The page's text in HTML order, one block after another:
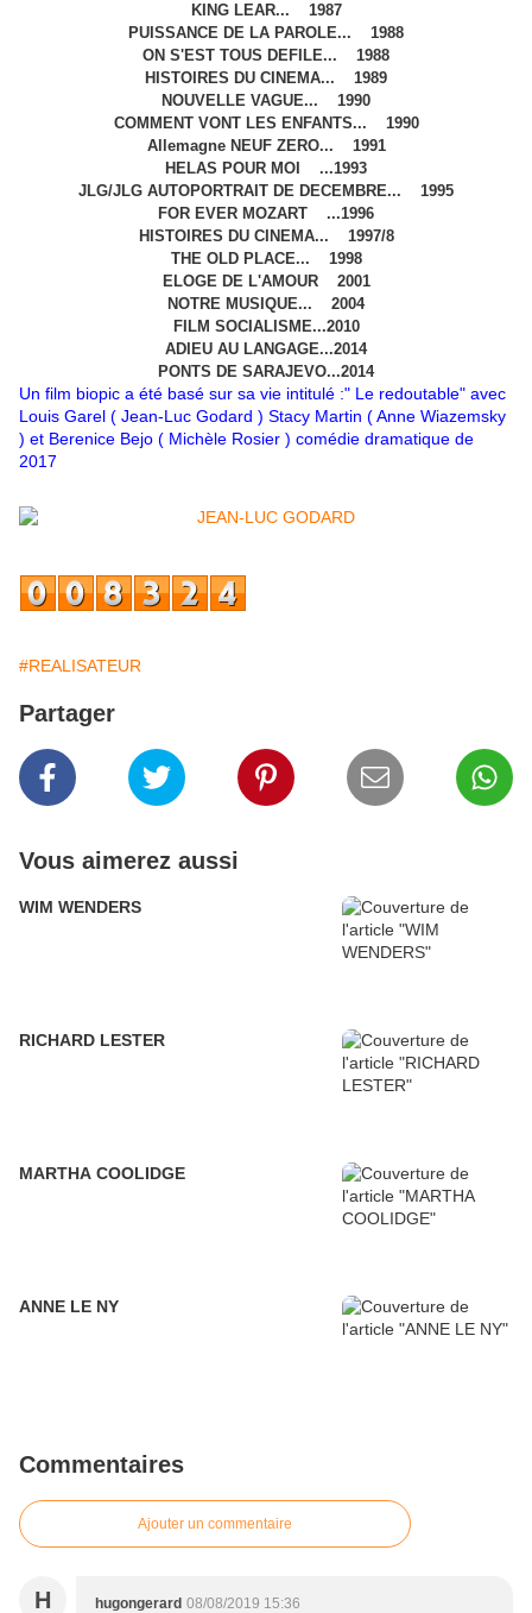
KING LEAR... 1987
PUISSANCE DE LA PAROLE... 1988
ON S'EST TOUS DEFILE... 1988
HISTOIRES DU CINEMA... 1989
NOUVELLE VAGUE... 1990
COMMENT VONT LES ENFANTS... 1990
Allemagne NEUF ZERO... 1991
HELAS POUR MOI ...1993
JLG/JLG AUTOPORTRAIT DE DECEMBRE... 1995
FOR EVER MOZART ...1996
HISTOIRES DU CINEMA... 1997/8
THE OLD PLACE... 1998
ELOGE DE L'AMOUR 2001
NOTRE MUSIQUE... 2004
FILM SOCIALISME...2010
ADIEU AU LANGAGE...2014
PONTS DE SARAJEVO...2014
Un film biopic a été basé sur sa vie intitulé :" Le redoutable" avec
Louis Garel ( Jean-Luc Godard ) Stacy Martin ( Anne Wiazemsky
) et Berenice Bejo ( Michèle Rosier ) comédie dramatique de
2017
#REALISATEUR
Partager
Vous aimerez aussi
WIM WENDERS
RICHARD LESTER
MARTHA COOLIDGE
ANNE LE NY
Commentaires
Ajouter un commentaire
H hugongerard 08/08/2019 15:36